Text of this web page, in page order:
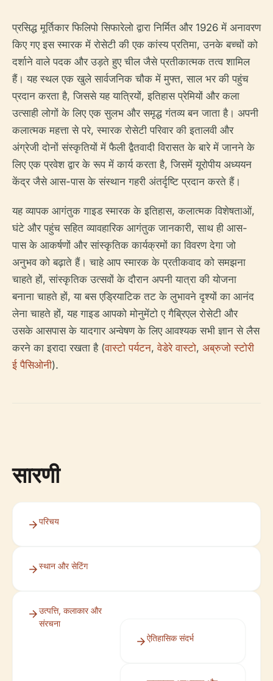
प्रसिद्ध मूर्तिकार फिलिपो सिफारेलो द्वारा निर्मित और 1926 में अनावरण
किए गए इस स्मारक में रोसेटी की एक कांस्य प्रतिमा, उनके बच्चों को
दर्शाने वाले पदक और उड़ते हुए चील जैसे प्रतीकात्मक तत्व शामिल
हैं। यह स्थल एक खुले सार्वजनिक चौक में मुफ्त, साल भर की पहुंच
प्रदान करता है, जिससे यह यात्रियों, इतिहास प्रेमियों और कला
उत्साही लोगों के लिए एक सुलभ और समृद्ध गंतव्य बन जाता है। अपनी
कलात्मक महत्ता से परे, स्मारक रोसेटी परिवार की इतालवी और
अंग्रेजी दोनों संस्कृतियों में फैली द्वैतवादी विरासत के बारे में जानने के
लिए एक प्रवेश द्वार के रूप में कार्य करता है, जिसमें यूरोपीय अध्ययन
केंद्र जैसे आस-पास के संस्थान गहरी अंतर्दृष्टि प्रदान करते हैं।
यह व्यापक आगंतुक गाइड स्मारक के इतिहास, कलात्मक विशेषताओं,
घंटे और पहुंच सहित व्यावहारिक आगंतुक जानकारी, साथ ही आस-
पास के आकर्षणों और सांस्कृतिक कार्यक्रमों का विवरण देगा जो
अनुभव को बढ़ाते हैं। चाहे आप स्मारक के प्रतीकवाद को समझना
चाहते हों, सांस्कृतिक उत्सवों के दौरान अपनी यात्रा की योजना
बनाना चाहते हों, या बस एड्रियाटिक तट के लुभावने दृश्यों का आनंद
लेना चाहते हों, यह गाइड आपको मोनुमेंटो ए गैब्रिएल रोसेटी और
उसके आसपास के यादगार अन्वेषण के लिए आवश्यक सभी ज्ञान से लैस
करने का इरादा रखता है (वास्टो पर्यटन,वेडेरे वास्टो, अब्रुजो स्टोरी
ई पैसिओनी).
सारणी
परिचय
स्थान और सेटिंग
उत्पत्ति, कलाकार और
संरचना
ऐतिहासिक संदर्भ